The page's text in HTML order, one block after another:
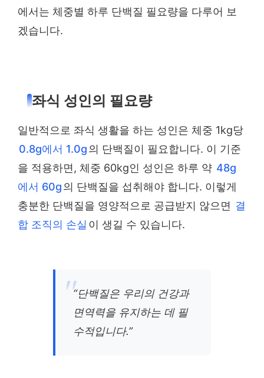
에서는 체중별 하루 단백질 필요량을 다루어 보
겠습니다.
좌식 성인의 필요량
일반적으로 좌식 생활을 하는 성인은 체중 1kg당
0.8g에서 1.0g의 단백질이 필요합니다. 이 기준
을 적용하면, 체중 60kg인 성인은 하루 약 48g
에서 60g의 단백질을 섭취해야 합니다. 이렇게
충분한 단백질을 영양적으로 공급받지 않으면 결
합 조직의 손실 이 생길 수 있습니다.
“단백질은 우리의 건강과
면역력을 유지하는 데 필
수적입니다.”